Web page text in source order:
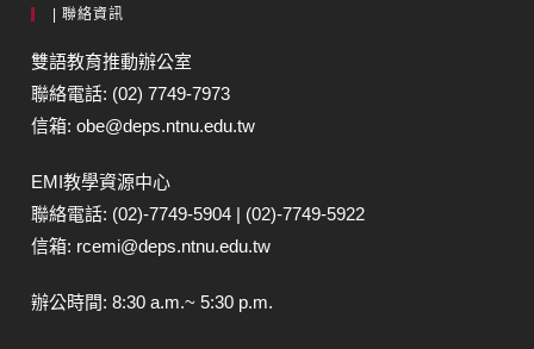
| 聯絡資訊
雙語教育推動辦公室
聯絡電話: (02) 7749-7973
信箱: obe@deps.ntnu.edu.tw
EMI教學資源中心
聯絡電話: (02)-7749-5904 | (02)-7749-5922
信箱: rcemi@deps.ntnu.edu.tw
辦公時間: 8:30 a.m.~ 5:30 p.m.